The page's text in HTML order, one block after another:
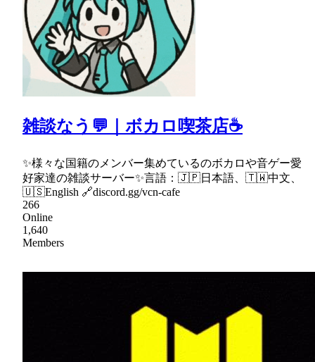
雑談なう💬｜ボカロ喫茶店☕
✨様々な国籍のメンバー集めているのボカロや音ゲー愛
好家達の雑談サーバー✨言語：🇯🇵日本語、🇹🇼中文、
🇺🇸English 🔗discord.gg/vcn-cafe
266
Online
1,640
Members